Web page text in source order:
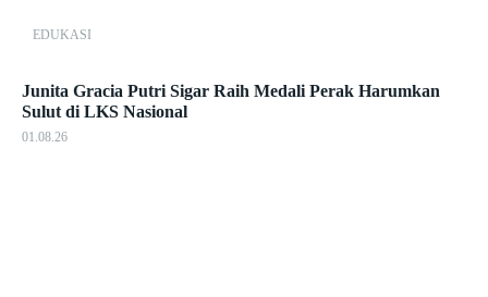
EDUKASI
Junita Gracia Putri Sigar Raih Medali Perak Harumkan
Sulut di LKS Nasional
01.08.26